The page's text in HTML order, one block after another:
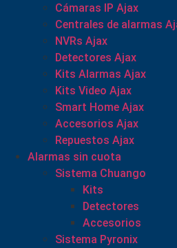
Cámaras IP Ajax
Centrales de alarmas
NVRs Ajax
Detectores Ajax
Kits Alarmas Ajax
Kits Video Ajax
Smart Home Ajax
Accesorios Ajax
Repuestos Ajax
Alarmas sin cuota
Sistema Chuango
Kits
Detectores
Accesorios
Sistema Pyronix